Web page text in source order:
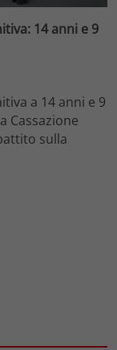
14 anni e 9
a 14 anni e 9
Cassazione
sulla